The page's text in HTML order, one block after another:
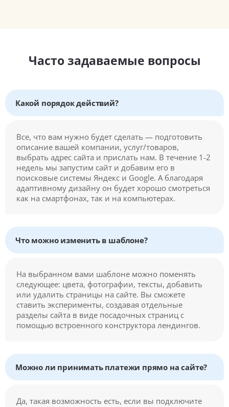
Часто задаваемые вопросы
Какой порядок действий?
Все, что вам нужно будет сделать — подготовить
описание вашей компании, услуг/товаров,
выбрать адрес сайта и прислать нам. В течение 1-2
недель мы запустим сайт и добавим его в
поисковые системы Яндекс и Google. А благодаря
адаптивному дизайну он будет хорошо смотреться
как на смартфонах, так и на компьютерах.
Что можно изменить в шаблоне?
На выбранном вами шаблоне можно поменять
следующее: цвета, фотографии, тексты, добавить
или удалить страницы на сайте. Вы сможете
ставить эксперименты, создавая отдельные
разделы сайта в виде посадочных страниц с
помощью встроенного конструктора лендингов.
Можно ли принимать платежи прямо на сайте?
Да, такая возможность есть, если вы подключите